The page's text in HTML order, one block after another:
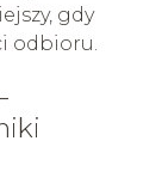
gdy
odbioru.